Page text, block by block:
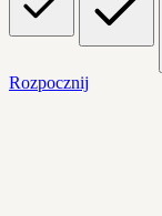
Rozpocznij